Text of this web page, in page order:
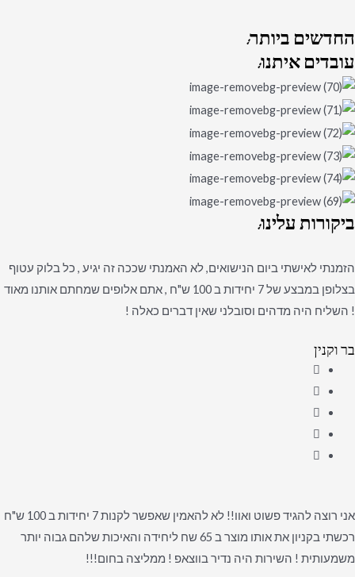
החדשיםביותר:
עובדיםאיתנו:
ביקורותעלינו:
הזמנתי לאישתי ביום הנישואים, לא האמנתי שככה זה יגיע , כל בלוק עטוף
בצלופן במבצע של 7 יחידות ב 100 ש"ח , אתם אלופים שמחתם אותנו מאוד
! השליח היה מדהים וסובלני שאין דברים כאלה !
בר וקנין
אני רוצה להגיד פשוט ואוו!! לא להאמין שאפשר לקנות 7 יחידות ב 100 ש"ח
רכשתי בקניון את אותו מוצר ב 65 שח ליחידה והאיכות שלהם גבוה יותר
משמעותית ! השירות היה נדיר בווצאפ ! ממליצה בחום!!!